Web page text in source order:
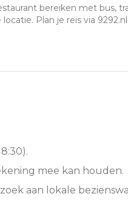
bereiken met bus,
Plan je reis via
mee kan houden.
aan lokale